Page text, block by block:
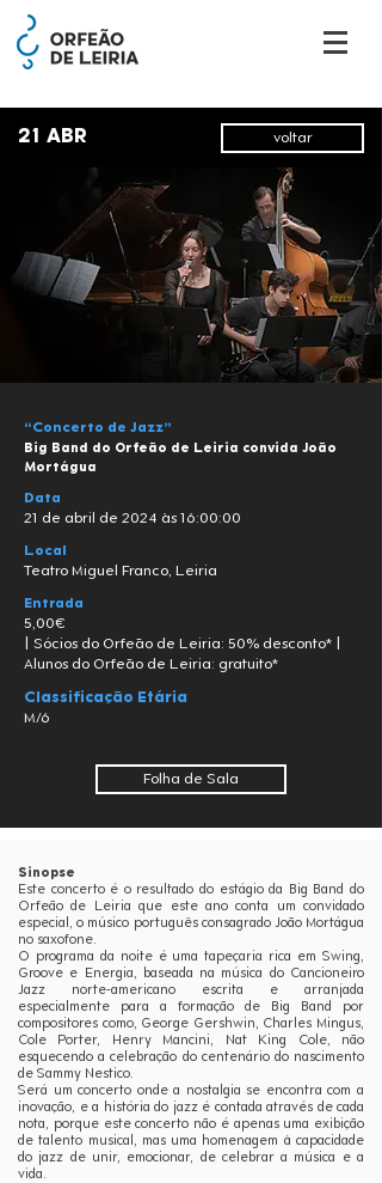
21 ABR voltar
“Concerto de Jazz”
Big Band do Orfeão de Leiria convida João
Mortágua
Data
21 de abril de 2024 às 16:00:00
Local
Teatro Miguel Franco, Leiria
Entrada
5,00€
| Sócios do Orfeão de Leiria: 50% desconto* |
Alunos do Orfeão de Leiria: gratuito*
Classificação Etária
M/6
Folha de Sala
Sinopse
Este concerto é o resultado do estágio da Big Band do
Orfeão de Leiria que este ano conta um convidado
especial, o músico português consagrado João Mortágua
no saxofone.
O programa da noite é uma tapeçaria rica em Swing,
Groove e Energia, baseada na música do Cancioneiro
Jazz norte-americano escrita e arranjada
especialmente para a formação de Big Band por
compositores como, George Gershwin, Charles Mingus,
Cole Porter, Henry Mancini, Nat King Cole, não
esquecendo a celebração do centenário do nascimento
de Sammy Nestico.
Será um concerto onde a nostalgia se encontra com a
inovação, e a história do jazz é contada através de cada
nota, porque este concerto não é apenas uma exibição
de talento musical, mas uma homenagem à capacidade
do jazz de unir, emocionar, de celebrar a música e a
vida.